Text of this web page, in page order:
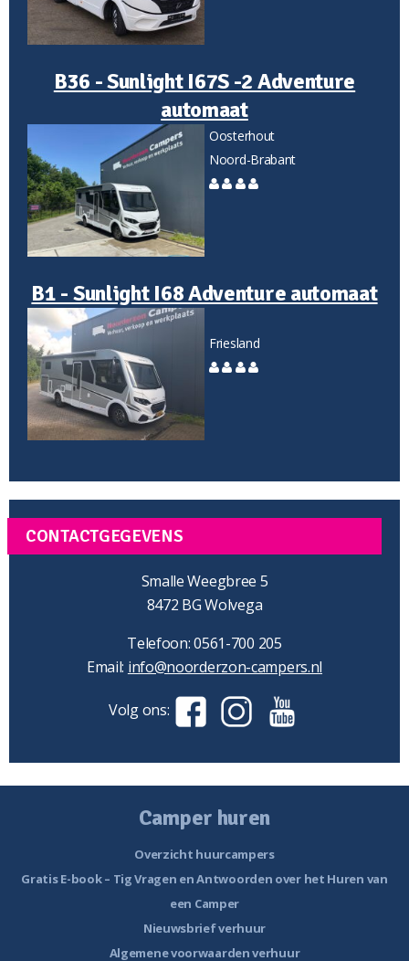
B36 - Sunlight I67S -2 Adventure
automaat
Oosterhout
Noord-Brabant
B1 - Sunlight I68 Adventure automaat
Friesland
CONTACTGEGEVENS
Smalle Weegbree 5
8472 BG Wolvega
Telefoon: 0561-700 205
Email: info@noorderzon-campers.nl
Volg ons:
Camper huren
Overzicht huurcampers
Gratis E-book – Tig Vragen en Antwoorden over het Huren van
een Camper
Nieuwsbrief verhuur
Algemene voorwaarden verhuur